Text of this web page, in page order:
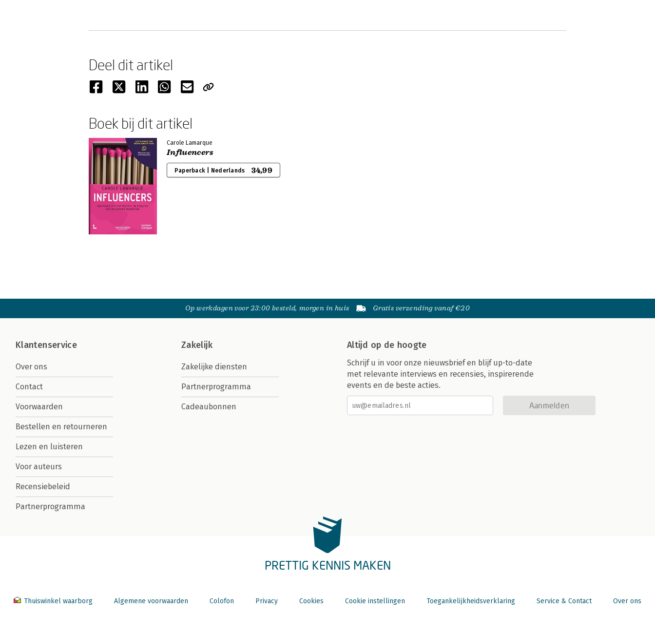
Deel dit artikel
Boek bij dit artikel
Carole Lamarque
Influencers
Paperback | Nederlands 34,99
Op werkdagen voor 23:00 besteld, morgen in huis Gratis verzending vanaf €20
Klantenservice
Over ons
Contact
Voorwaarden
Bestellen en retourneren
Lezen en luisteren
Voor auteurs
Recensiebeleid
Partnerprogramma
Zakelijk
Zakelijke diensten
Partnerprogramma
Cadeaubonnen
Altijd op de hoogte
Schrijf u in voor onze nieuwsbrief en blijf up-to-date
met relevante interviews en recensies, inspirerende
events en de beste acties.
Aanmelden
PRETTIG KENNIS MAKEN
Thuiswinkel waarborg Algemene voorwaarden Colofon Privacy Cookies Cookie instellingen Toegankelijkheidsverklaring Service & Contact Over ons